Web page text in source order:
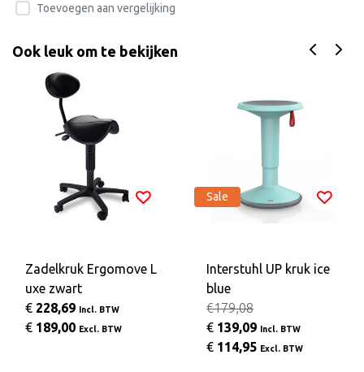
Toevoegen aan vergelijking
Ook leuk om te bekijken
Zadelkruk Ergomove L
uxe zwart
€ 228,69 Incl. BTW
€ 189,00 Excl. BTW
Sale
Interstuhl UP kruk ice
blue
€179,08
€ 139,09 Incl. BTW
€ 114,95 Excl. BTW